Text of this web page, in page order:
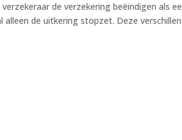
de verzekering beëindigen als
de uitkering stopzet. Deze